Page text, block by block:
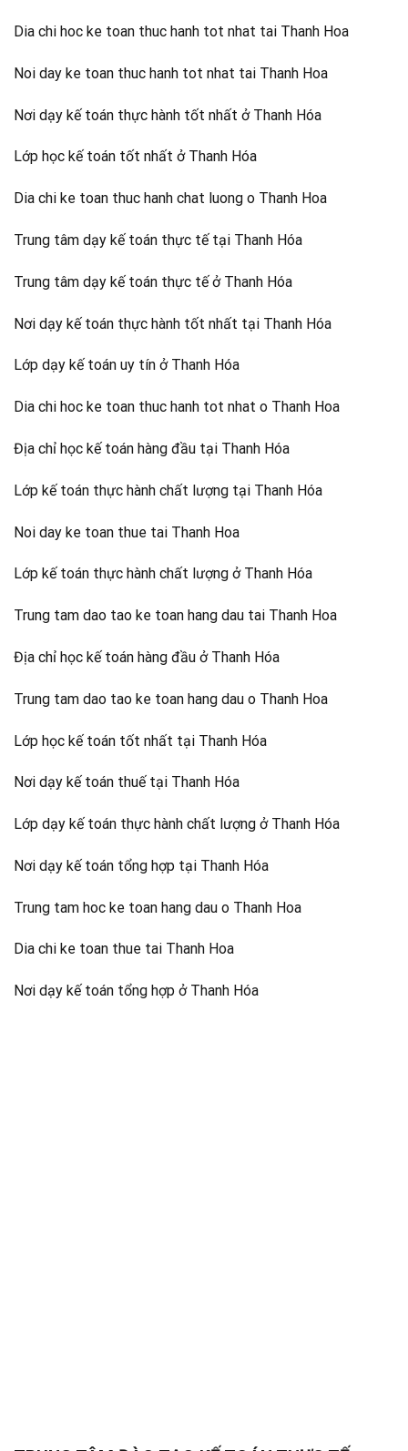
Dia chi hoc ke toan thuc hanh tot nhat tai Thanh Hoa
Noi day ke toan thuc hanh tot nhat tai Thanh Hoa
Nơi dạy kế toán thực hành tốt nhất ở Thanh Hóa
Lớp học kế toán tốt nhất ở Thanh Hóa
Dia chi ke toan thuc hanh chat luong o Thanh Hoa
Trung tâm dạy kế toán thực tế tại Thanh Hóa
Trung tâm dạy kế toán thực tế ở Thanh Hóa
Nơi dạy kế toán thực hành tốt nhất tại Thanh Hóa
Lớp dạy kế toán uy tín ở Thanh Hóa
Dia chi hoc ke toan thuc hanh tot nhat o Thanh Hoa
Địa chỉ học kế toán hàng đầu tại Thanh Hóa
Lớp kế toán thực hành chất lượng tại Thanh Hóa
Noi day ke toan thue tai Thanh Hoa
Lớp kế toán thực hành chất lượng ở Thanh Hóa
Trung tam dao tao ke toan hang dau tai Thanh Hoa
Địa chỉ học kế toán hàng đầu ở Thanh Hóa
Trung tam dao tao ke toan hang dau o Thanh Hoa
Lớp học kế toán tốt nhất tại Thanh Hóa
Nơi dạy kế toán thuế tại Thanh Hóa
Lớp dạy kế toán thực hành chất lượng ở Thanh Hóa
Nơi dạy kế toán tổng hợp tại Thanh Hóa
Trung tam hoc ke toan hang dau o Thanh Hoa
Dia chi ke toan thue tai Thanh Hoa
Nơi dạy kế toán tổng hợp ở Thanh Hóa